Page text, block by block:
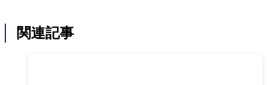
関連記事